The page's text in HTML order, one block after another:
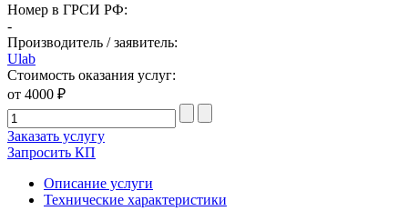
Номер в ГРСИ РФ:
-
Производитель / заявитель:
Ulab
Стоимость оказания услуг:
от 4000 ₽
Заказать услугу
Запросить КП
Описание услуги
Технические характеристики